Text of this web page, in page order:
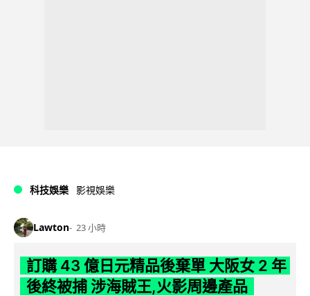
科技娛樂 影視娛樂
Lawton 23 小時
訂購 43 億日元精品後棄單 大阪女 2 年
後終被捕 涉海賊王,火影周邊產品